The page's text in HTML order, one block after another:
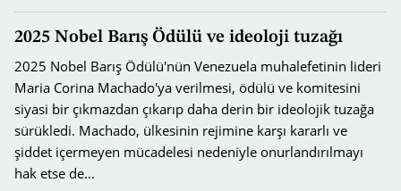
2025 Nobel Barış Ödülü ve ideoloji tuzağı
2025 Nobel Barış Ödülü'nün Venezuela muhalefetinin lideri
Maria Corina Machado'ya verilmesi, ödülü ve komitesini
siyasi bir çıkmazdan çıkarıp daha derin bir ideolojik tuzağa
sürükledi. Machado, ülkesinin rejimine karşı kararlı ve
şiddet içermeyen mücadelesi nedeniyle onurlandırılmayı
hak etse de…